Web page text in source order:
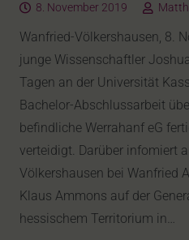
8. November 2019
Wanfried-Völkershausen, 8.
junge Wissenschaftler
Tagen an der Universität
Bachelor-Abschlussarbeit
befindliche Werrahanf eG
verteidigt. Darüber infomiert
Völkershausen bei Wanfried
Klaus Ammons auf der
hessischem Territorium in…